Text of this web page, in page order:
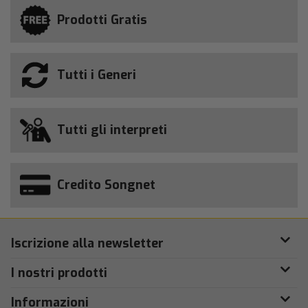
Prodotti Gratis
Tutti i Generi
Tutti gli interpreti
Credito Songnet
Iscrizione alla newsletter
I nostri prodotti
Informazioni